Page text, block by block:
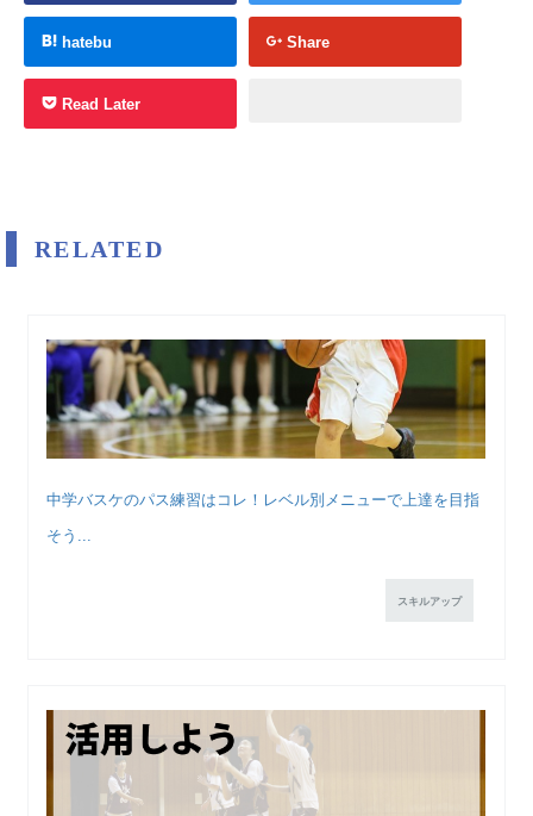
hatebu Share
Read Later
RELATED
中学バスケのパス練習はコレ！レベル別メニューで上達を目指
そう...
スキルアップ